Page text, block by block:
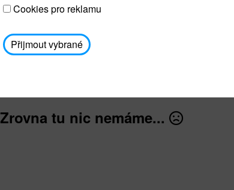
Prodejna UNICEF bude otevřena
osobním odběrem je možné
avodickova@unicef.cz nebo
dále
Zrovna tu nic nemáme...
Cookies pro reklamu
Přijmout vybrané